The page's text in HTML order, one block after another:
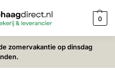
0
zomervakantie op dinsdag